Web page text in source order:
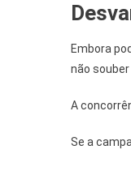
Embora
não
A
Se a